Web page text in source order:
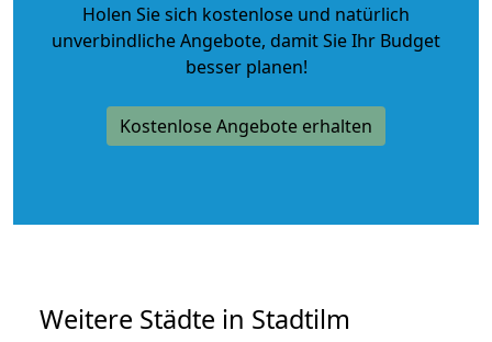
Holen Sie sich kostenlose und natürlich
unverbindliche Angebote, damit Sie Ihr Budget
besser planen!
Kostenlose Angebote erhalten
Weitere Städte in Stadtilm